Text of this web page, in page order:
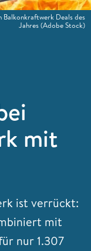
mit
ist verrückt:
mit
nur 1.307
Balkonkraftwerk Deals des
Jahres(Adobe Stock)